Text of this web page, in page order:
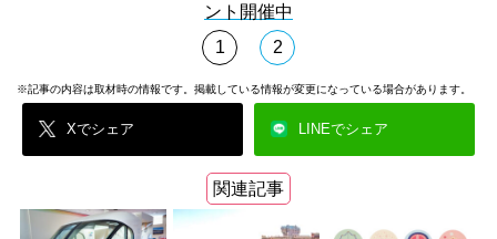
ント開催中
1
2
※記事の内容は取材時の情報です。掲載している情報が変更になっている場合があります。
Xでシェア LINEでシェア
関連記事